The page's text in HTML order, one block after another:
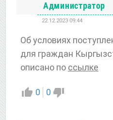
Администратор
22.12.2023 09:44
Об условиях
для граждан
описано по ссылке
0 0